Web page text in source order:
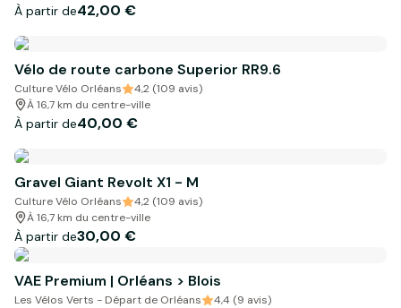
À partir de42,00 €
Vélo de route carbone Superior RR9.6
Culture Vélo Orléans
4,2 (109 avis)
À 16,7 km du centre-ville
À partir de40,00 €
Gravel Giant Revolt X1 - M
Culture Vélo Orléans
4,2 (109 avis)
À 16,7 km du centre-ville
À partir de30,00 €
VAE Premium | Orléans > Blois
Les Vélos Verts - Départ de Orléans
4,4 (9 avis)